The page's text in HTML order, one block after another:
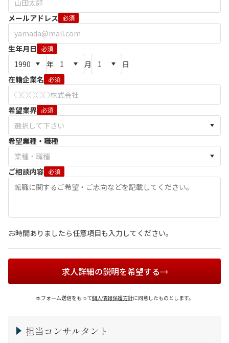
メールアドレス 必須
生年月日 必須
年 月
日
在籍企業名 必須
希望業界 必須
希望業種・職種
ご相談内容 必須
お時間ありましたら任意項目も入力してください。
求人詳細の説明を希望する
本フォーム送信をもって個人情報保護方針に同意したものとします。
担当コンサルタント